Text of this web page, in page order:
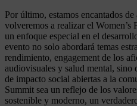
Por último, estamos encantados
volveremos a realizar el
un enfoque especial en el
evento no solo abordará temas
rendimiento, engagement de los
audiovisuales y salud mental, sino
de impacto social abiertas a la
Summit sea un reflejo de los
sostenible y moderno, un